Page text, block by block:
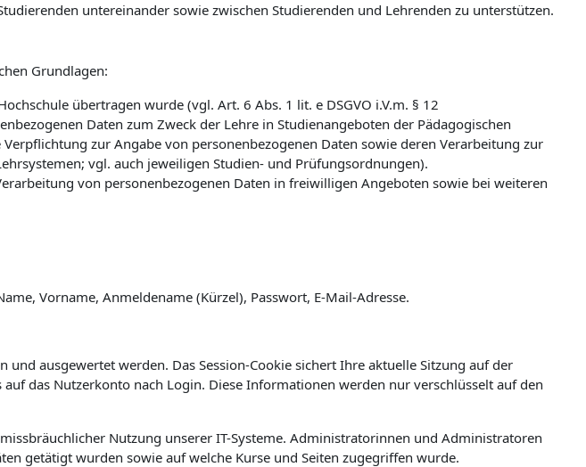
untereinander sowie zwischen Studierenden und Lehrenden zu unterstützen.
Grundlagen:
übertragen wurde (vgl. Art. 6 Abs. 1 lit. e DSGVO i.V.m. § 12
Daten zum Zweck der Lehre in Studienangeboten der Pädagogischen
zur Angabe von personenbezogenen Daten sowie deren Verarbeitung zur
vgl. auch jeweiligen Studien- und Prüfungsordnungen).
von personenbezogenen Daten in freiwilligen Angeboten sowie bei weiteren
Vorname, Anmeldename (Kürzel), Passwort, E-Mail-Adresse.
ausgewertet werden. Das Session-Cookie sichert Ihre aktuelle Sitzung auf der
das Nutzerkonto nach Login. Diese Informationen werden nur verschlüsselt auf den
Nutzung unserer IT-Systeme. Administratorinnen und Administratoren
getätigt wurden sowie auf welche Kurse und Seiten zugegriffen wurde.